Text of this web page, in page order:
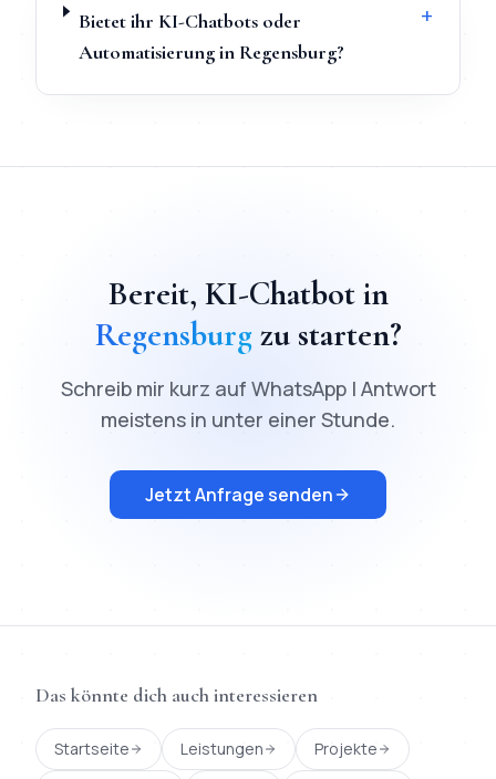
Bietet ihr KI-Chatbots oder
Automatisierung in Regensburg?
+
Bereit, KI-Chatbotin
Regensburgzu starten?
Schreib mir kurz auf WhatsApp | Antwort
meistens in unter einer Stunde.
Jetzt Anfrage senden
Das könnte dich auch interessieren
Startseite Leistungen
Projekte